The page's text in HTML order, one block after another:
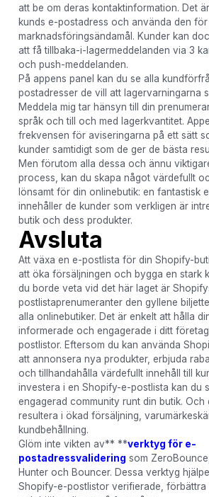
att be om deras kontaktinformation. Det
kunds e-postadress och använda den
marknadsföringsändamål. Kunder kan
att få tillbaka-i-lagermeddelanden via 3
och push-meddelanden.
På appens panel kan du se alla
postadresser de vill att lagervarningarna
Meddela mig tar hänsyn till din
språk och till och med lagerkvantitet.
frekvensen för aviseringarna på ett sätt
kunder samtidigt som de ger de bästa
Men förutom alla dessa och ännu
process, kan du skapa något värdefullt
lönsamt för din onlinebutik: en fantastisk
innehåller de kunder som verkligen är
butik och dess produkter.
Avsluta
Att växa en e-postlista för din Shopify-
att öka försäljningen och bygga en stark
du borde veta vid det här laget är
postlistaprenumeranter den gyllene
alla onlinebutiker. Det är enkelt att hålla
informerade och engagerade i ditt
postlistor. Eftersom du kan använda
att annonsera nya produkter, erbjuda
och tillhandahålla värdefullt innehåll till
investera i en Shopify-e-postlista kan du
engagerad community runt din butik. Och
resultera i ökad försäljning,
kundbehållning.
Glöm inte vikten av** **verktyg för e-
postadressvalidering som
Hunter och Bouncer. Dessa verktyg
Shopify-e-postlistor verifierade, förbättra